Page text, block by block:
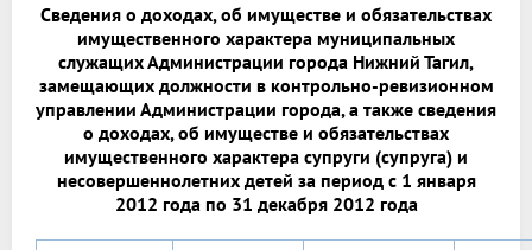
Сведения о доходах, об имуществе и обязательствах
имущественного характера муниципальных
служащих Администрации города Нижний Тагил,
замещающих должности в контрольно-ревизионном
управлении Администрации города, а также сведения
о доходах, об имуществе и обязательствах
имущественного характера супруги (супруга) и
несовершеннолетних детей за период с 1 января
2012 года по 31 декабря 2012 года